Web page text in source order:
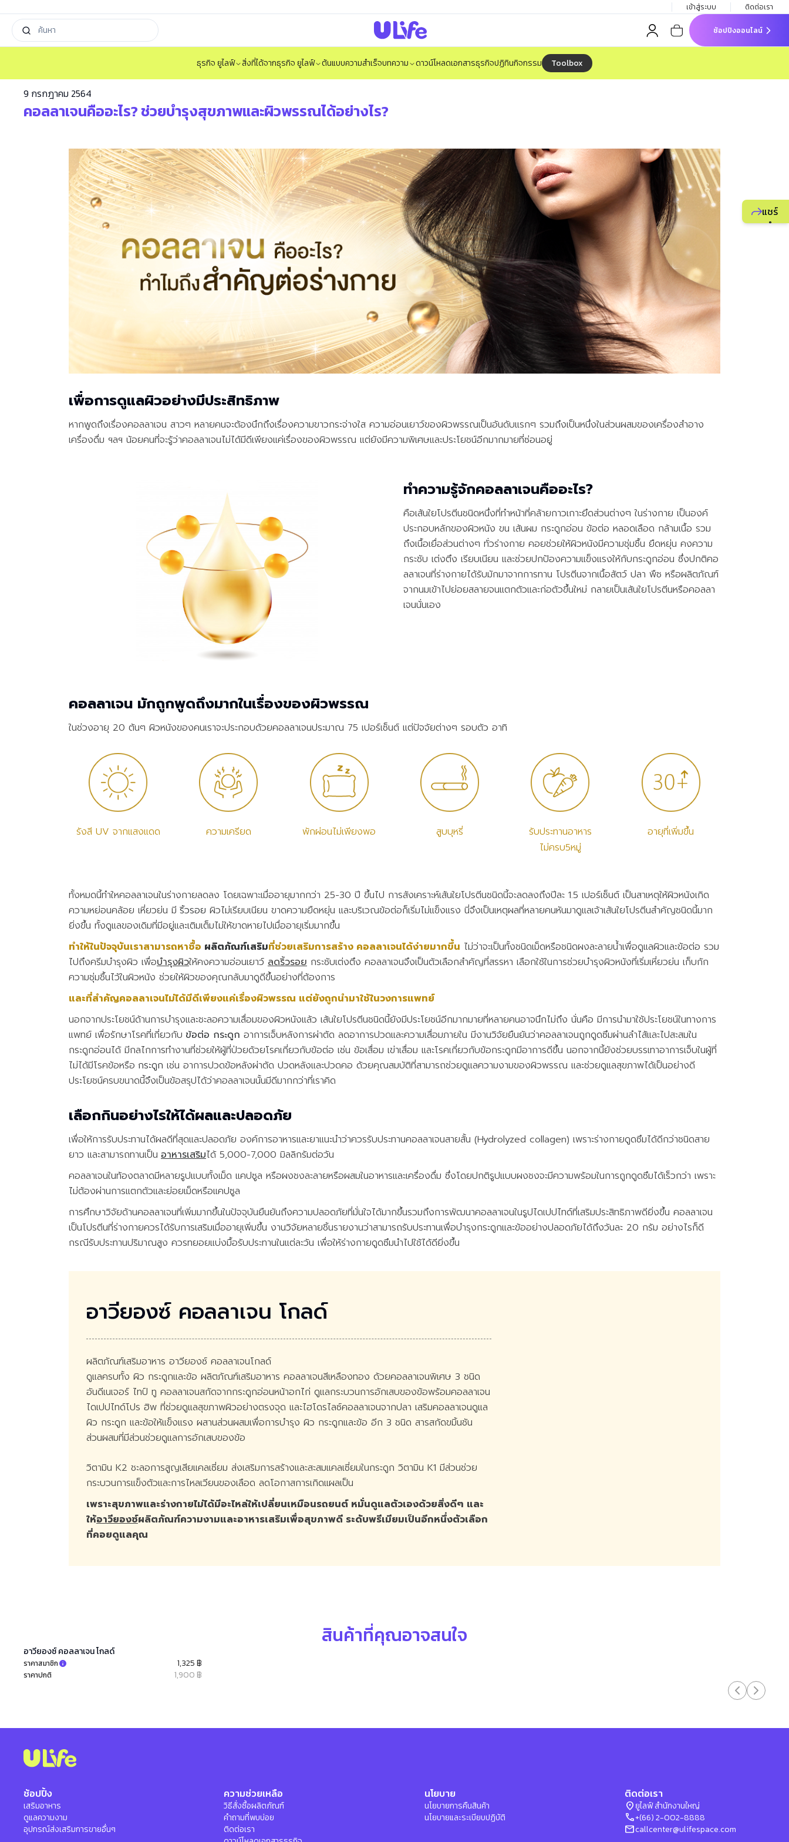
แชร์
แนะนำ
เข้าสู่ระบบ ติดต่อเรา
ช้อปปิงออนไลน์
ธุรกิจ ยูไลฟ์ สิ่งที่ได้จากธุรกิจ ยูไลฟ์ ต้นแบบความสำเร็จบทความ ดาวน์โหลดเอกสารธุรกิจปฏิทินกิจกรรม Toolbox
9 กรกฎาคม 2564
คอลลาเจนคืออะไร? ช่วยบำรุงสุขภาพและผิวพรรณได้อย่างไร?
เพื่อการดูแลผิวอย่างมีประสิทธิภาพ
หากพูดถึงเรื่องคอลลาเจน สาวๆ หลายคนจะต้องนึกถึงเรื่องความขาวกระจ่างใส ความอ่อนเยาว์ของผิวพรรณเป็นอันดับแรกๆ รวมถึงเป็นหนึ่งในส่วนผสมของเครื่องสำอาง
เครื่องดื่ม ฯลฯ น้อยคนที่จะรู้ว่าคอลลาเจนไม่ได้มีดีเพียงแค่เรื่องของผิวพรรณ แต่ยังมีความพิเศษและประโยชน์อีกมากมายที่ซ่อนอยู่
ทำความรู้จักคอลลาเจนคืออะไร?
คือเส้นใยโปรตีนชนิดหนึ่งที่ทำหน้าที่คล้ายกาวเกาะยึดส่วนต่างๆ ในร่างกาย เป็นองค์
ประกอบหลักของผิวหนัง ขน เส้นผม กระดูกอ่อน ข้อต่อ หลอดเลือด กล้ามเนื้อ รวม
ถึงเนื้อเยื่อส่วนต่างๆ ทั่วร่างกาย คอยช่วยให้ผิวหนังมีความชุ่มชื้น ยืดหยุ่น คงความ
กระชับ เต่งตึง เรียบเนียน และช่วยปกป้องความแข็งแรงให้กับกระดูกอ่อน ซึ่งปกติคอ
ลลาเจนที่ร่างกายได้รับมักมาจากการทาน โปรตีนจากเนื้อสัตว์ ปลา พืช หรือผลิตภัณฑ์
จากนมเข้าไปย่อยสลายจนแตกตัวและก่อตัวขึ้นใหม่ กลายเป็นเส้นใยโปรตีนหรือคอลลา
เจนนั่นเอง
คอลลาเจน มักถูกพูดถึงมากในเรื่องของผิวพรรณ
ในช่วงอายุ 20 ต้นๆ ผิวหนังของคนเราจะประกอบด้วยคอลลาเจนประมาณ 75 เปอร์เซ็นต์ แต่ปัจจัยต่างๆ รอบตัว อาทิ
รังสี UV จากแสงแดด ความเครียด พักผ่อนไม่เพียงพอ สูบบุหรี่
รับประทานอาหาร
ไม่ครบ5หมู่
อายุที่เพิ่มขึ้น
ทั้งหมดนี้ทำใหคอลลาเจนในร่างกายลดลง โดยเฉพาะเมื่ออายุมากกว่า 25-30 ปี ขึ้นไป การสังเคราะห์เส้นใยโปรตีนชนิดนี้จะลดลงถึงปีละ 1.5 เปอร์เซ็นต์ เป็นสาเหตุให้ผิวหนังเกิด
ความหย่อนคล้อย เหี่ยวย่น มี ริ้วรอย ผิวไม่เรียบเนียน ขาดความยืดหยุ่น และบริเวณข้อต่อก็เริ่มไม่แข็งแรง นี่จึงเป็นเหตุผลที่หลายคนหันมาดูแลเจ้าเส้นใยโปรตีนสำคัญชนิดนี้มาก
ยิ่งขึ้น ทั้งดูแลของเดิมที่มีอยู่และเติมเต็มไม่ให้ขาดหายไปเมื่ออายุเริ่มมากขึ้น
ทำให้ในปัจจุบันเราสามารถหาซื้อ ผลิตภัณฑ์เสริมที่ช่วยเสริมการสร้าง คอลลาเจนได้ง่ายมากขึ้น ไม่ว่าจะเป็นทั้งชนิดเม็ดหรือชนิดผงละลายน้ำเพื่อดูแลผิวและข้อต่อ รวม
ไปถึงครีมบำรุงผิว เพื่อบำรุงผิวให้คงความอ่อนเยาว์ ลดริ้วรอย กระชับเต่งตึง คอลลาเจนจึงเป็นตัวเลือกสำคัญที่สรรหา เลือกใช้ในการช่วยบำรุงผิวหนังที่เริ่มเหี่ยวย่น เก็บกัก
ความชุ่มชื้นไว้ในผิวหนัง ช่วยให้ผิวของคุณกลับมาดูดีขึ้นอย่างที่ต้องการ
และที่สำคัญคอลลาเจนไม่ได้มีดีเพียงแค่เรื่องผิวพรรณ แต่ยังถูกนำมาใช้ในวงการแพทย์
นอกจากประโยชน์ด้านการบำรุงและชะลอความเสื่อมของผิวหนังแล้ว เส้นใยโปรตีนชนิดนี้ยังมีประโยชน์อีกมากมายที่หลายคนอาจนึกไม่ถึง นั่นคือ มีการนำมาใช้ประโยชน์ในทางการ
แพทย์ เพื่อรักษาโรคที่เกี่ยวกับ ข้อต่อ กระดูก อาการเจ็บหลังการผ่าตัด ลดอาการปวดและความเสื่อมภายใน มีงานวิจัยยืนยันว่าคอลลาเจนถูกดูดซึมผ่านลำไส้และไปสะสมใน
กระดูกอ่อนได้ มีกลไกการทำงานที่ช่วยให้ผู้ที่ป่วยด้วยโรคเกี่ยวกับข้อต่อ เช่น ข้อเสื่อม เข่าเสื่อม และโรคเกี่ยวกับข้อกระดูกมีอาการดีขึ้น นอกจากนี้ยังช่วยบรรเทาอาการเจ็บในผู้ที่
ไม่ได้มีโรคข้อหรือ กระดูก เช่น อาการปวดข้อหลังผ่าตัด ปวดหลังและปวดคอ ด้วยคุณสมบัติที่สามารถช่วยดูแลความงามของผิวพรรณ และช่วยดูแลสุขภาพได้เป็นอย่างดี
ประโยชน์ครบขนาดนี้จึงเป็นข้อสรุปได้ว่าคอลลาเจนนั้นมีดีมากกว่าที่เราคิด
เลือกกินอย่างไรให้ได้ผลและปลอดภัย
เพื่อให้การรับประทานได้ผลดีที่สุดและปลอดภัย องค์การอาหารและยาแนะนำว่าควรรับประทานคอลลาเจนสายสั้น (Hydrolyzed collagen) เพราะร่างกายดูดซึมได้ดีกว่าชนิดสาย
ยาว และสามารถทานเป็น อาหารเสริมได้ 5,000-7,000 มิลลิกรัมต่อวัน
คอลลาเจนในท้องตลาดมีหลายรูปแบบทั้งเม็ด แคปซูล หรือผงชงละลายหรือผสมในอาหารและเครื่องดื่ม ซึ่งโดยปกติรูปแบบผงชงจะมีความพร้อมในการถูกดูดซึมได้เร็วกว่า เพราะ
ไม่ต้องผ่านการแตกตัวและย่อยเม็ดหรือแคปซูล
การศึกษาวิจัยด้านคอลลาเจนที่เพิ่มมากขึ้นในปัจจุบันยืนยันถึงความปลอดภัยที่มั่นใจได้มากขึ้นรวมถึงการพัฒนาคอลลาเจนในรูปไดเปปไทด์ที่เสริมประสิทธิภาพดียิ่งขึ้น คอลลาเจน
เป็นโปรตีนที่ร่างกายควรได้รับการเสริมเมื่ออายุเพิ่มขึ้น งานวิจัยหลายชิ้นรายงานว่าสามารถรับประทานเพื่อบำรุงกระดูกและข้ออย่างปลอดภัยได้ถึงวันละ 20 กรัม อย่างไรก็ดี
กรณีรับประทานปริมาณสูง ควรทยอยแบ่งมื้อรับประทานในแต่ละวัน เพื่อให้ร่างกายดูดซึมนำไปใช้ได้ดียิ่งขึ้น
อาวียองซ์ คอลลาเจน โกลด์
ผลิตภัณฑ์เสริมอาหาร อาวียองซ์ คอลลาเจนโกลด์
ดูแลครบทั้ง ผิว กระดูกและข้อ ผลิตภัณฑ์เสริมอาหาร คอลลาเจนสีเหลืองทอง ด้วยคอลลาเจนพิเศษ 3 ชนิด
อันดีเนเจอร์ ไทป์ ทู คอลลาเจนสกัดจากกระดูกอ่อนหน้าอกไก่ ดูแลกระบวนการอักเสบของข้อพร้อมคอลลาเจน
ไดเปปไทด์โปร ฮิพ ที่ช่วยดูแลสุขภาพผิวอย่างตรงจุด และไฮโดรไลซ์คอลลาเจนจากปลา เสริมคอลลาเจนดูแล
ผิว กระดูก และข้อให้แข็งแรง ผสานส่วนผสมเพื่อการบำรุง ผิว กระดูกและข้อ อีก 3 ชนิด สารสกัดขมิ้นชัน
ส่วนผสมที่มีส่วนช่วยดูแลการอักเสบของข้อ
วิตามิน K2 ชะลอการสูญเสียแคลเซี่ยม ส่งเสริมการสร้างและสะสมแคลเซี่ยมในกระดูก วิตามิน K1 มีส่วนช่วย
กระบวนการแข็งตัวและการไหลเวียนของเลือด ลดโอกาสการเกิดแผลเป็น
เพราะสุขภาพและร่างกายไม่ได้มีอะไหล่ให้เปลี่ยนเหมือนรถยนต์ หมั่นดูแลตัวเองด้วยสิ่งดีๆ และ
ให้อาวียองซ์ผลิตภัณฑ์ความงามและอาหารเสริมเพื่อสุขภาพดี ระดับพรีเมียมเป็นอีกหนึ่งตัวเลือก
ที่คอยดูแลคุณ
สินค้าที่คุณอาจสนใจ
อาวียองซ์ คอลลาเจน โกลด์
ราคาสมาชิก 1,325 ฿
ราคาปกติ 1,900 ฿
ช้อปปิ้ง
เสริมอาหาร
ดูแลความงาม
อุปกรณ์ส่งเสริมการขายอื่นๆ
ความช่วยเหลือ
วิธีสั่งซื้อผลิตภัณฑ์
คำถามที่พบบ่อย
ติดต่อเรา
นโยบาย
นโยบายการคืนสินค้า
นโยบายและระเบียบปฏิบัติ
ติดต่อเรา
location_onยูไลฟ์ สำนักงานใหญ่
phone+(66) 2-002-8888
mailcallcenter@ulifespace.com